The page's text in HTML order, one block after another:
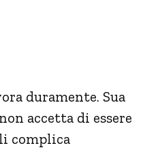
duramente. Sua
accetta di essere
complica